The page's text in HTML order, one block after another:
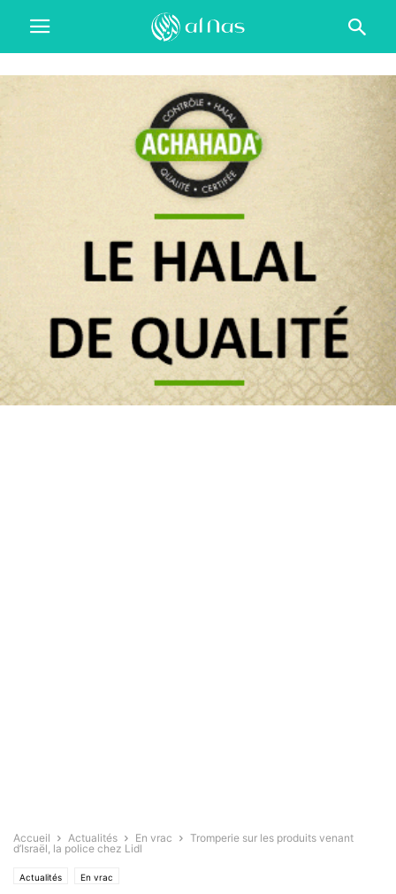
Accueil Actualités En vrac
Tromperie sur les produits venant
d’Israël, la police chez Lidl
Actualités En vrac